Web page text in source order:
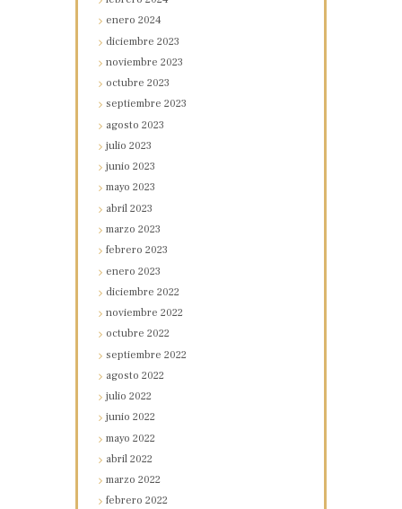
enero2024
diciembre2023
noviembre2023
octubre2023
septiembre2023
agosto2023
julio2023
junio2023
mayo2023
abril2023
marzo2023
febrero2023
enero2023
diciembre2022
noviembre2022
octubre2022
septiembre2022
agosto2022
julio2022
junio2022
mayo2022
abril2022
marzo2022
febrero2022